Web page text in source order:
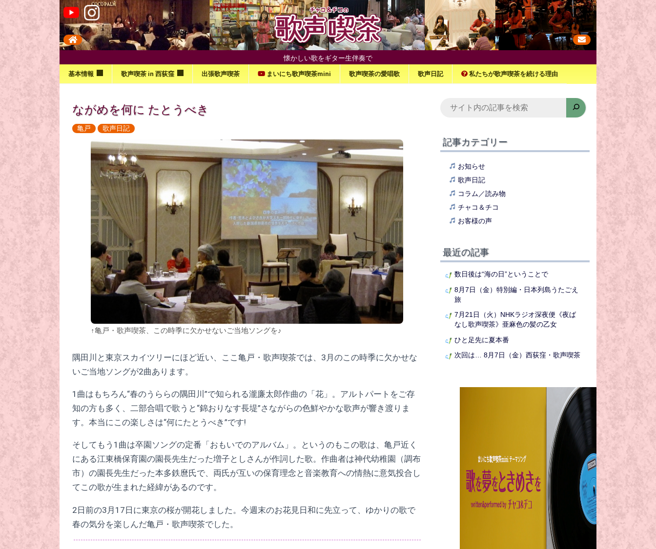
懐かしい歌をギター生伴奏で
基本情報 歌声喫茶 in 西荻窪 出張歌声喫茶 まいにち歌声喫茶mini 歌声喫茶の愛唱歌 歌声日記 私たちが歌声喫茶を続ける理由
ながめを何に たとうべき
亀戸 歌声日記
↑亀戸・歌声喫茶、この時季に欠かせないご当地ソングを♪
隅田川と東京スカイツリーにほど近い、ここ亀戸・歌声喫茶では、3月のこの時季に欠かせな
いご当地ソングが2曲あります。
1曲はもちろん“春のうららの隅田川”で知られる瀧廉太郎作曲の「花」。アルトパートをご存
知の方も多く、二部合唱で歌うと“錦おりなす長堤”さながらの色鮮やかな歌声が響き渡りま
す。本当にこの楽しさは“何にたとうべき”です!
そしてもう1曲は卒園ソングの定番「おもいでのアルバム」。というのもこの歌は、亀戸近く
にある江東橋保育園の園長先生だった増子としさんが作詞した歌。作曲者は神代幼稚園（調布
市）の園長先生だった本多鉄麿氏で、両氏が互いの保育理念と音楽教育への情熱に意気投合し
てこの歌が生まれた経緯があるのです。
2日前の3月17日に東京の桜が開花しました。今週末のお花見日和に先立って、ゆかりの歌で
春の気分を楽しんだ亀戸・歌声喫茶でした。
記事カテゴリー
お知らせ
歌声日記
コラム／読み物
チャコ＆チコ
お客様の声
最近の記事
数日後は“海の日”ということで
8月7日（金）特別編・日本列島うたごえ
旅
7月21日（火）NHKラジオ深夜便《夜ば
なし歌声喫茶》亜麻色の髪の乙女
ひと足先に夏本番
次回は… 8月7日（金）西荻窪・歌声喫茶